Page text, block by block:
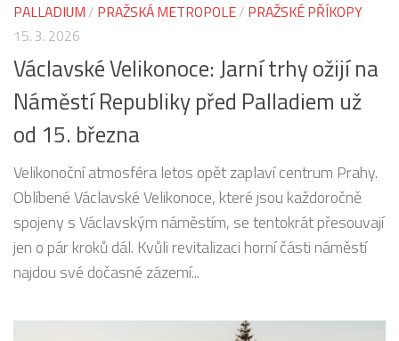
PALLADIUM / PRAŽSKÁ METROPOLE/ PRAŽSKÉ PŘÍKOPY
15. 3. 2026
Václavské Velikonoce: Jarní trhy ožijí na
Náměstí Republiky před Palladiem už
od 15. března
Velikonoční atmosféra letos opět zaplaví centrum Prahy.
Oblíbené Václavské Velikonoce, které jsou každoročně
spojeny s Václavským náměstím, se tentokrát přesouvají
jen o pár kroků dál. Kvůli revitalizaci horní části náměstí
najdou své dočasné zázemí...